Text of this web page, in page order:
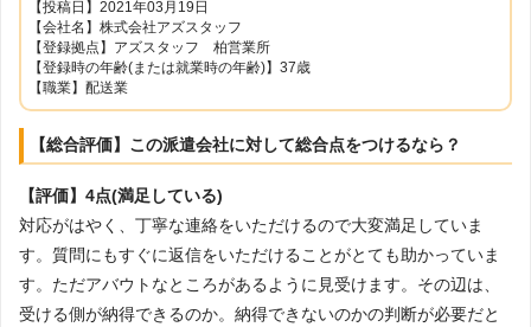
【投稿日】2021年03月19日
【会社名】株式会社アズスタッフ
【登録拠点】アズスタッフ 柏営業所
【登録時の年齢(または就業時の年齢)】37歳
【職業】配送業
【総合評価】この派遣会社に対して総合点をつけるなら？
【評価】4点(満足している)
対応がはやく、丁寧な連絡をいただけるので大変満足していま
す。質問にもすぐに返信をいただけることがとても助かっていま
す。ただアバウトなところがあるように見受けます。その辺は、
受ける側が納得できるのか。納得できないのかの判断が必要だと